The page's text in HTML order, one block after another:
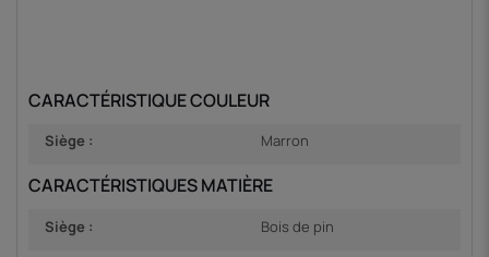
CARACTÉRISTIQUE COULEUR
Siège : Marron
CARACTÉRISTIQUES MATIÈRE
Siège : Bois de pin